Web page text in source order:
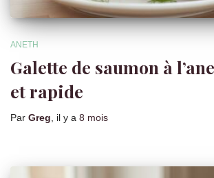
ANETH
Galette de saumon à
et rapide
Par Greg , il y a 8 mois